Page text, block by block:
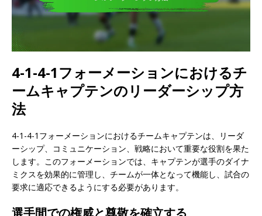
4-1-4-1フォーメーションにおけるチ
ームキャプテンのリーダーシップ方
法
4-1-4-1フォーメーションにおけるチームキャプテンは、リーダ
ーシップ、コミュニケーション、戦略において重要な役割を果た
します。このフォーメーションでは、キャプテンが選手のダイナ
ミクスを効果的に管理し、チームが一体となって機能し、試合の
要求に適応できるようにする必要があります。